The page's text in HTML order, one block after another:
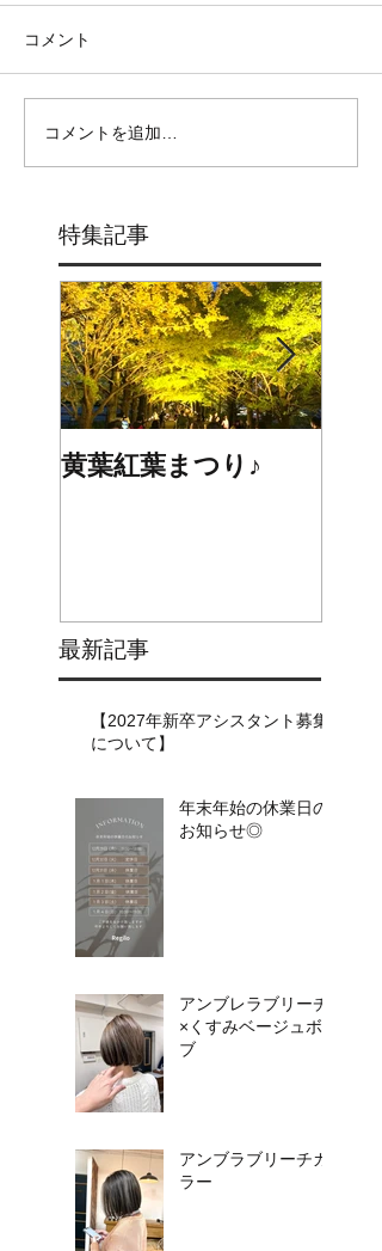
コメント
コメントを追加…
特集記事
黄葉紅葉まつり♪
最新記事
【2027年新卒アシスタント募集
について】​​
年末年始の休業日の
お知らせ◎
アンブレラブリーチ
×くすみベージュボ
ブ
アンブラブリーチカ
ラー